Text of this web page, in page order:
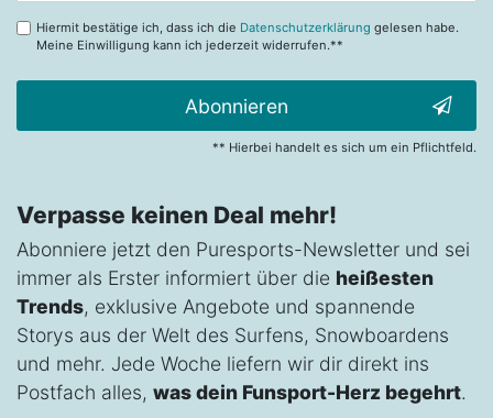
Hiermit bestätige ich, dass ich die Datenschutzerklärung gelesen habe.
Meine Einwilligung kann ich jederzeit widerrufen.**
Abonnieren
** Hierbei handelt es sich um ein Pflichtfeld.
Verpasse keinen Deal mehr!
Abonniere jetzt den Puresports-Newsletter und sei
immer als Erster informiert über die heißesten
Trends, exklusive Angebote und spannende
Storys aus der Welt des Surfens, Snowboardens
und mehr. Jede Woche liefern wir dir direkt ins
Postfach alles, was dein Funsport-Herz begehrt.